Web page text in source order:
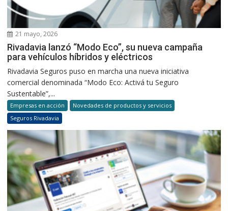
21 mayo, 2026
Rivadavia lanzó “Modo Eco”, su nueva campaña
para vehículos híbridos y eléctricos
Rivadavia Seguros puso en marcha una nueva iniciativa
comercial denominada “Modo Eco: Activá tu Seguro
Sustentable”,...
Empresas en acción
Novedades de productos y servicios
Seguros Rivadavia